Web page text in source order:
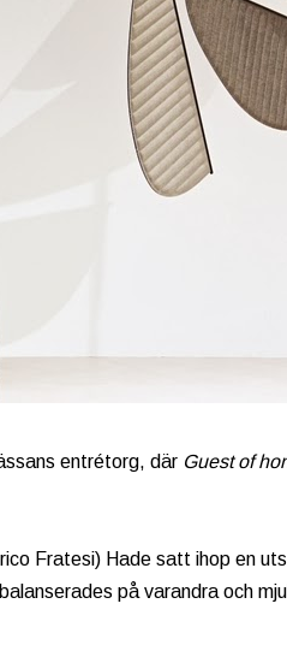
entrétorg, där Guest of
Fratesi) Hade satt ihop en
på varandra och